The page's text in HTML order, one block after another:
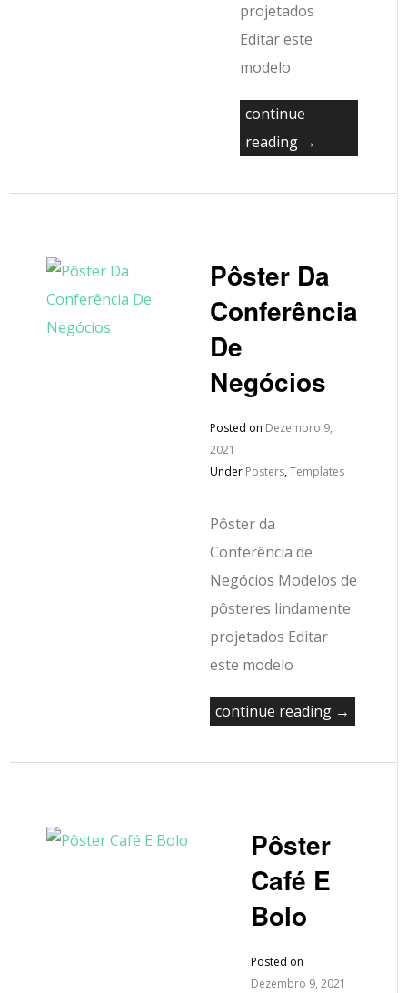
projetados
Editar este
modelo
continue
reading →
Pôster Da
Conferência
De
Negócios
Posted on Dezembro 9,
2021
Under Posters,Templates
Pôster da
Conferência de
Negócios Modelos de
pôsteres lindamente
projetados Editar
este modelo
continue reading →
Pôster
Café E
Bolo
Posted on
Dezembro 9, 2021